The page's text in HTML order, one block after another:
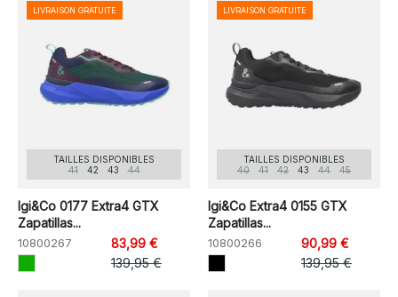
TAILLES DISPONIBLES
41
42 43 44
Igi&Co 0177 Extra4 GTX
Zapatillas...
10800267
83,99 €
139,95 €
LIVRAISON GRATUITE
TAILLES DISPONIBLES
40
41 42 43 44 45
Igi&Co Extra4 0155 GTX
Zapatillas...
10800266
90,99 €
139,95 €
LIVRAISON GRATUITE